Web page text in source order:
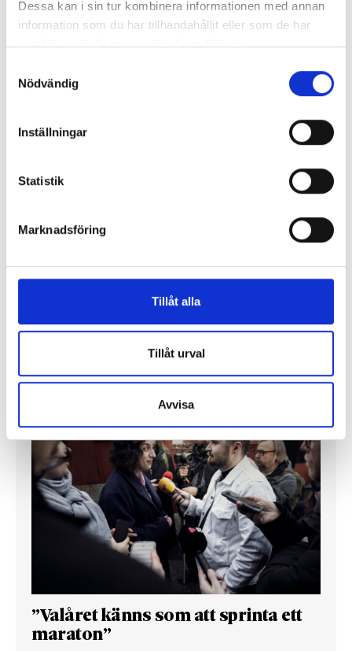
Dessa kan i sin tur kombinera informationen med annan
information som du har tillhandahållit eller som de har
samlat in när du har använt deras tjänster.
Nödvändig
Inställningar
Statistik
Marknadsföring
Tillåt alla
Tillåt urval
Avvisa
Så mycket tjänar 260 mediechefer
chefredaktörerna
REPORTAGE
”Valåret känns som att sprinta ett
maraton”